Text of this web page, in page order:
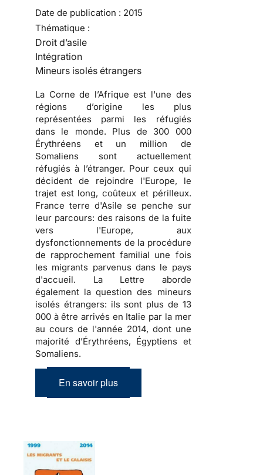
Date de publication : 2015
Thématique :
Droit d’asile
Intégration
Mineurs isolés étrangers
La Corne de l’Afrique est l'une des
régions d’origine les plus
représentées parmi les réfugiés
dans le monde. Plus de 300 000
Érythréens et un million de
Somaliens sont actuellement
réfugiés à l’étranger. Pour ceux qui
décident de rejoindre l'Europe, le
trajet est long, coûteux et périlleux.
France terre d'Asile se penche sur
leur parcours: des raisons de la fuite
vers l'Europe, aux
dysfonctionnements de la procédure
de rapprochement familial une fois
les migrants parvenus dans le pays
d'accueil. La Lettre aborde
également la question des mineurs
isolés étrangers: ils sont plus de 13
000 à être arrivés en Italie par la mer
au cours de l'année 2014, dont une
majorité d’Érythréens, Égyptiens et
Somaliens.
En savoir plus